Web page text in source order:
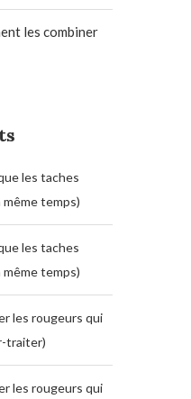
les combiner
les taches
temps)
les taches
temps)
les rougeurs qui
traiter)
les rougeurs qui